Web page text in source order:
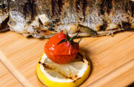
ADAUGĂ ÎN COȘ / DETALII